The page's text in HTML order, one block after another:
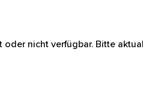
nicht verfügbar. Bitte